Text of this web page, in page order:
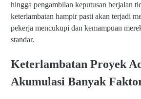
hingga pengambilan keputusan berjalan
keterlambatan hampir pasti akan terjadi
pekerja mencukupi dan kemampuan
standar.
Keterlambatan Proyek
Akumulasi Banyak